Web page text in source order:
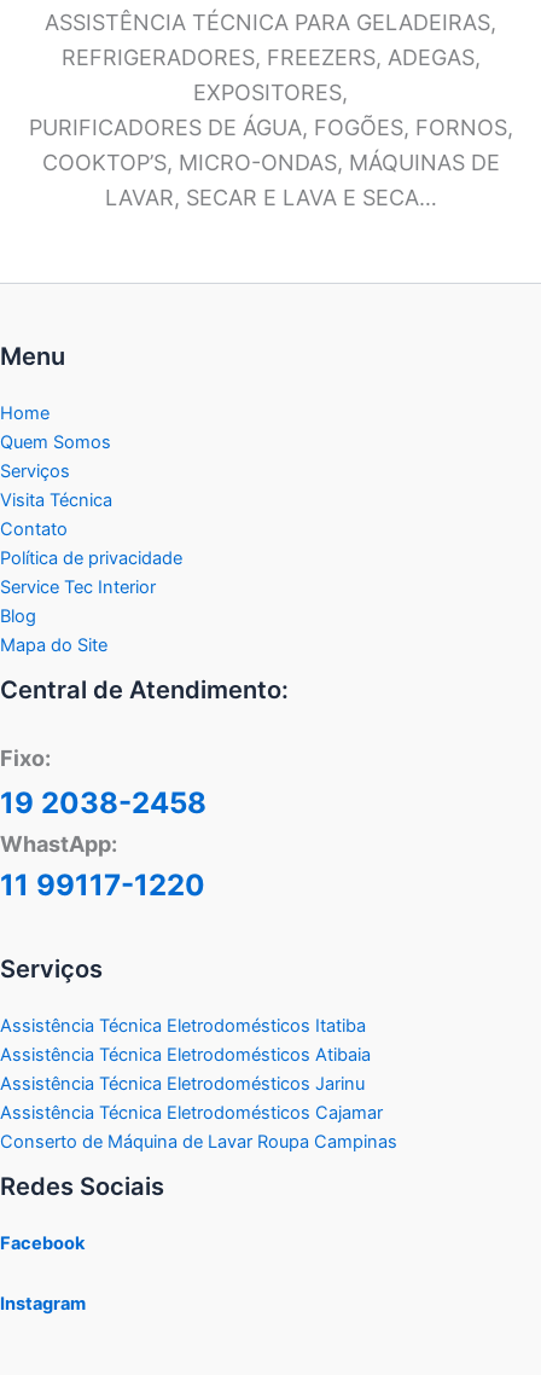
ASSISTÊNCIA TÉCNICA PARA GELADEIRAS,
REFRIGERADORES, FREEZERS, ADEGAS,
EXPOSITORES,
PURIFICADORES DE ÁGUA, FOGÕES, FORNOS,
COOKTOP’S, MICRO-ONDAS, MÁQUINAS DE
LAVAR, SECAR E LAVA E SECA…
Menu
Home
Quem Somos
Serviços
Visita Técnica
Contato
Política de privacidade
Service Tec Interior
Blog
Mapa do Site
Central de Atendimento:
Fixo:
19 2038-2458
WhastApp:
11 99117-1220
Serviços
Assistência Técnica Eletrodomésticos Itatiba
Assistência Técnica Eletrodomésticos Atibaia
Assistência Técnica Eletrodomésticos Jarinu
Assistência Técnica Eletrodomésticos Cajamar
Conserto de Máquina de Lavar Roupa Campinas
Redes Sociais
Facebook
Instagram